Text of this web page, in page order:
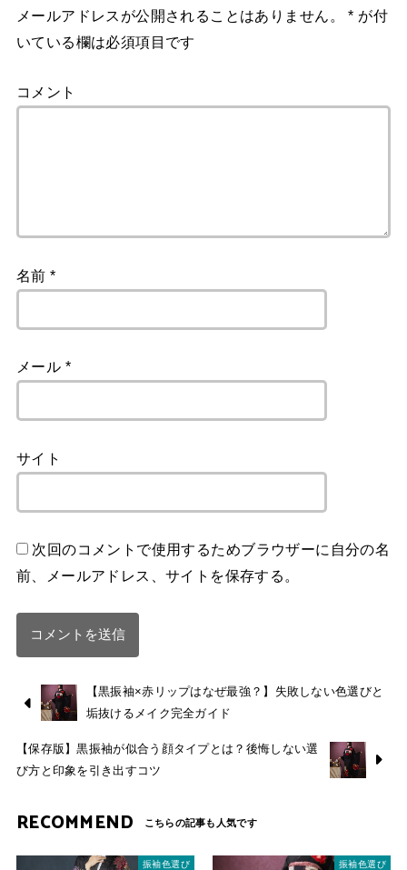
メールアドレスが公開されることはありません。 * が付
いている欄は必須項目です
コメント
名前*
メール *
サイト
次回のコメントで使用するためブラウザーに自分の名
前、メールアドレス、サイトを保存する。
【黒振袖×赤リップはなぜ最強？】失敗しない色選びと
垢抜けるメイク完全ガイド
【保存版】黒振袖が似合う顔タイプとは？後悔しない選
び方と印象を引き出すコツ
RECOMMEND
振袖色選び 振袖色選び